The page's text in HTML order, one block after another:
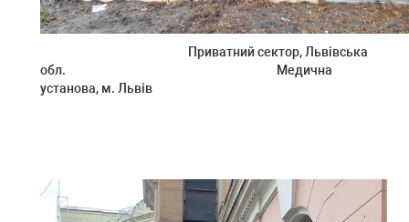
Приватний сектор, Львівська
обл.
Медична
установа, м. Львів